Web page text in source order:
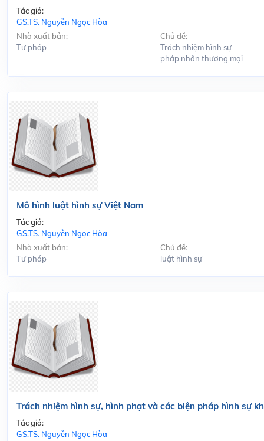
Tác giả:
GS.TS. Nguyễn Ngọc Hòa
Nhà xuất bản:
Tư pháp
Chủ đề:
Trách nhiệm hình sự
pháp nhân thương mại
Mô hình luật hình sự Việt Nam
Tác giả:
GS.TS. Nguyễn Ngọc Hòa
Nhà xuất bản:
Tư pháp
Chủ đề:
luật hình sự
Trách nhiệm hình sự, hình phạt và các biện pháp hình sự
Tác giả:
GS.TS. Nguyễn Ngọc Hòa